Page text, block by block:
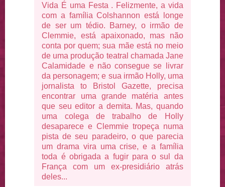
Vida É uma Festa . Felizmente, a vida
com a família Colshannon está longe
de ser um tédio. Barney, o irmão de
Clemmie, está apaixonado, mas não
conta por quem; sua mãe está no meio
de uma produção teatral chamada Jane
Calamidade e não consegue se livrar
da personagem; e sua irmão Holly, uma
jornalista to Bristol Gazette, precisa
encontrar uma grande matéria antes
que seu editor a demita. Mas, quando
uma colega de trabalho de Holly
desaparece e Clemmie tropeça numa
pista de seu paradeiro, o que parecia
um drama vira uma crise, e a família
toda é obrigada a fugir para o sul da
França com um ex-presidiário atrás
deles...